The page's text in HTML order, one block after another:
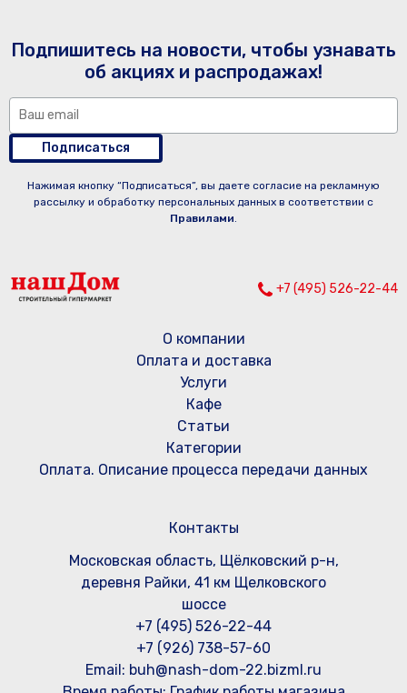
Подпишитесь на новости, чтобы узнавать
об акциях и распродажах!
Подписаться
Нажимая кнопку “Подписаться”, вы даете согласие на рекламную
рассылку и обработку персональных данных в соответствии с
Правилами.
+7 (495) 526-22-44
О компании
Оплата и доставка
Услуги
Кафе
Статьи
Категории
Оплата. Описание процесса передачи данных
Контакты
Московская область, Щёлковский р-н,
деревня Райки, 41 км Щелковского
шоссе
+7 (495) 526-22-44
+7 (926) 738-57-60
Email: buh@nash-dom-22.bizml.ru